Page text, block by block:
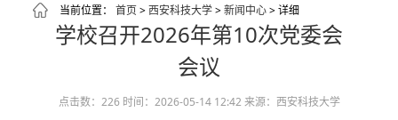
当前位置： 首页>西安科技大学>新闻中心> 详细
学校召开2026年第10次党委会
会议
点击数：226 时间：2026-05-14 12:42 来源：西安科技大学